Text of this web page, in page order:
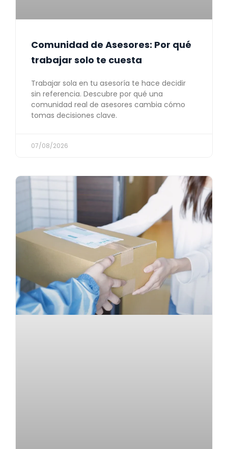
Comunidad de Asesores: Por qué
trabajar solo te cuesta
Trabajar sola en tu asesoría te hace decidir
sin referencia. Descubre por qué una
comunidad real de asesores cambia cómo
tomas decisiones clave.
07/08/2026